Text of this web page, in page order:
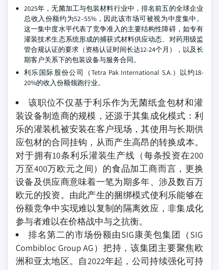
2025年，无菌加工与包装材料行业中，排名前五的全球企业
总收入份额约为52–55%，因此该市场可被视为中度集中。
这一集中度水平代表了竞争准入的主要结构性障碍，如专有
灌装技术生态系统形成的捕获式材料供应动态、对药用级监
管合规认证的要求（资格认证时间长达12-24个月），以及长
期客户关系下的包装设备与服务合同。
利乐国际股份公司（Tetra Pak International S.A.）以约18-
20%的收入份额领跑行业。
该职位不仅基于利乐作为无菌纸盒包材和灌
装设备制造商的规模，还源于其集成化模式：利
乐的灌装机被安装在客户现场，其使用与长期供
应包材的合同挂钩，从而产生高昂的转换成本。
对于拥有10条利乐灌装生产线（每条投资在200
万至400万欧元之间）的食品加工商而言，更换
设备及供应商意味着一笔为期多年、涉及数百万
欧元的投资。由此产生的捆绑模式使利乐能够在
份额竞争中实现难以复制的隔离效应，非集成化
参与者难以在价格战中与之抗衡。
排名第二的市场份额由SIG康美包集团（SIG
Combibloc Group AG）把持，该集团主要聚焦欧
洲和亚太地区。自2022年起，公司持续强化可持